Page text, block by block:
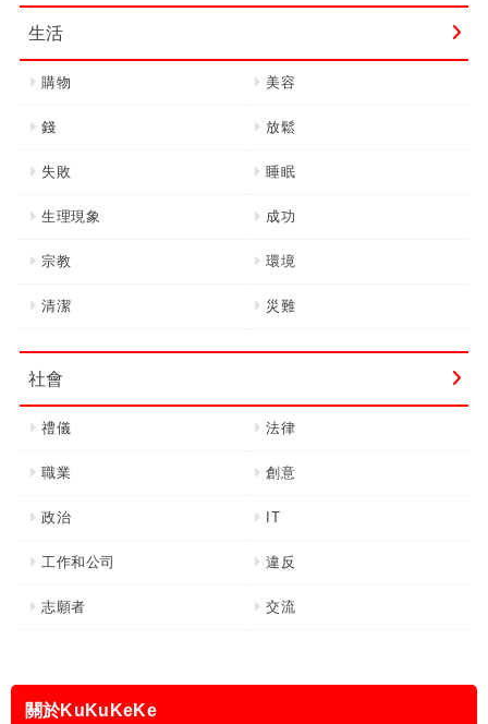
生活
購物 美容
錢 放鬆
失敗 睡眠
生理現象 成功
宗教 環境
清潔 災難
社會
禮儀 法律
職業 創意
政治 IT
工作和公司 違反
志願者 交流
關於KuKuKeKe